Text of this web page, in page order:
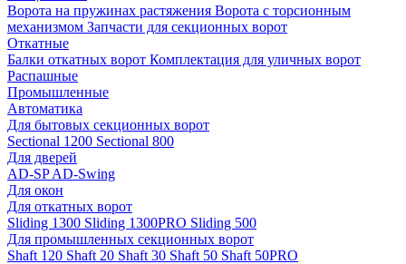
Ворота на пружинах растяжения Ворота с торсионным
механизмом Запчасти для секционных ворот
Откатные
Балки откатных ворот Комплектация для уличных ворот
Распашные
Промышленные
Автоматика
Для бытовых секционных ворот
Sectional 1200 Sectional 800
Для дверей
AD-SPAD-Swing
Для окон
Для откатных ворот
Sliding 1300 Sliding 1300PRO Sliding 500
Для промышленных секционных ворот
Shaft 120 Shaft 20 Shaft 30 Shaft 50 Shaft 50PRO